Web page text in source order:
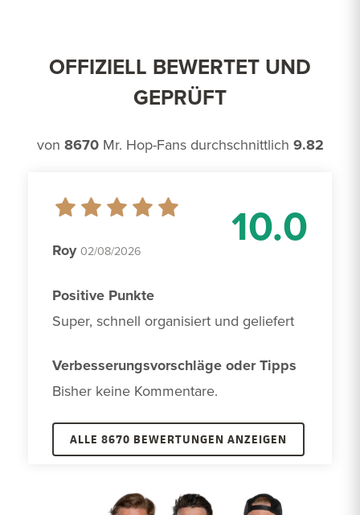
OFFIZIELL BEWERTET UND
GEPRÜFT
von 8670Mr. Hop-Fans durchschnittlich 9.82
10.0
Roy 02/08/2026
Positive Punkte
Super, schnell organisiert und geliefert
Verbesserungsvorschläge oder Tipps
Bisher keine Kommentare.
ALLE 8670 BEWERTUNGEN ANZEIGEN